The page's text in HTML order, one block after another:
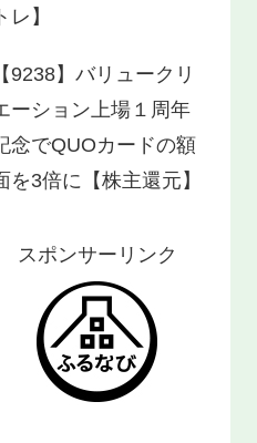
レ】
【9238】バリュークリ
ーション上場１周年
念でQUOカードの額
を3倍に【株主還元】
スポンサーリンク